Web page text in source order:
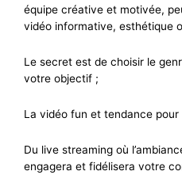
équipe créative et motivée,
vidéo informative, esthétique
Le secret est de choisir le
votre objectif ;
La vidéo fun et tendance
Du live streaming où
engagera et fidélisera votre c